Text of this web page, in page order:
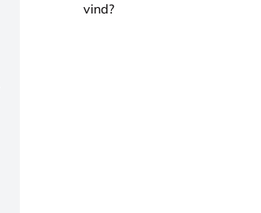
vind?